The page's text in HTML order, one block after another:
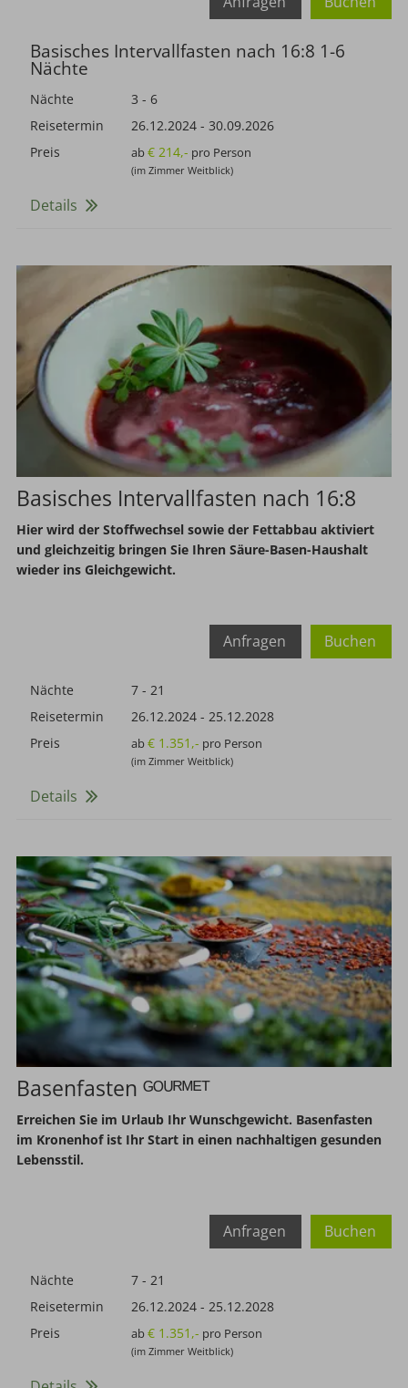
Basisches Intervallfasten nach 16:8 1-6
Nächte
Nächte
3 - 6
Reisetermin
26.12.2024 -30.09.2026
Preis
ab€ 214,- pro Person
(im Zimmer Weitblick)
Details
Basisches Intervallfasten nach 16:8
Hier wird der Stoffwechsel sowie der Fettabbau aktiviert
und gleichzeitig bringen Sie Ihren Säure-Basen-Haushalt
wieder ins Gleichgewicht.
Buchen
Anfragen
Nächte
7 - 21
Reisetermin
26.12.2024 - 25.12.2028
Preis
ab€ 1.351,- pro Person
(im Zimmer Weitblick)
Details
Basenfasten ᴳᴼᵁᴿᴹᴱᵀ
Erreichen Sie im Urlaub Ihr Wunschgewicht. Basenfasten
im Kronenhof ist Ihr Start in einen nachhaltigen gesunden
Lebensstil.
Buchen
Anfragen
Nächte
7 - 21
Reisetermin
26.12.2024 -25.12.2028
Preis
ab€ 1.351,- pro Person
(im Zimmer Weitblick)